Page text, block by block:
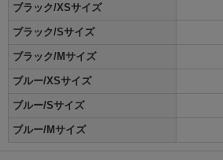
ブラック/XSサイズ
ブラック/Sサイズ
ブラック/Mサイズ
ブルー/XSサイズ
ブルー/Sサイズ
ブルー/Mサイズ